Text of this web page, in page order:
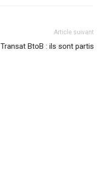
Article suivant
Transat BtoB : ils sont partis